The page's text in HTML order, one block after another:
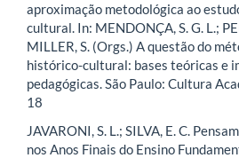
aproximação metodológica ao
cultural. In: MENDONÇA, S. G. L.;
MILLER, S. (Orgs.) A questão do
histórico-cultural: bases teóricas e
pedagógicas. São Paulo: Cultura
18
JAVARONI, S. L.; SILVA, E. C.
nos Anos Finais do Ensino